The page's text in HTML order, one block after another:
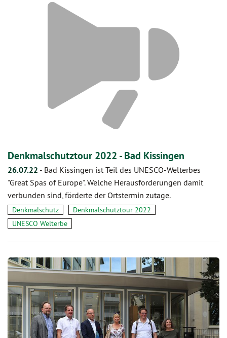
Denkmalschutztour 2022 - Bad Kissingen
26.07.22 - Bad Kissingen ist Teil des UNESCO-Welterbes
"Great Spas of Europe". Welche Herausforderungen damit
verbunden sind, förderte der Ortstermin zutage.
Denkmalschutz
Denkmalschutztour 2022
UNESCO Welterbe